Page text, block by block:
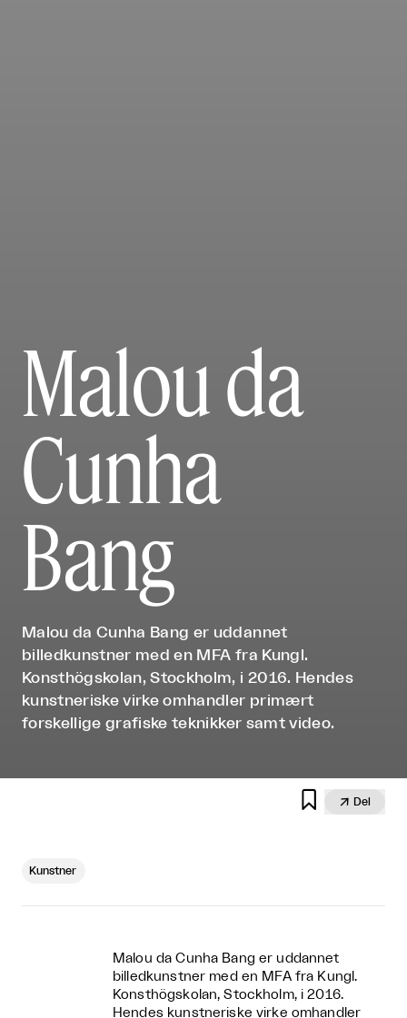
Malou da
Cunha
Bang
Malou da Cunha Bang er uddannet
billedkunstner med en MFA fra Kungl.
Konsthögskolan, Stockholm, i 2016. Hendes
kunstneriske virke omhandler primært
forskellige grafiske teknikker samt video.
  Del
Kunstner
Malou da Cunha Bang er uddannet
billedkunstner med en MFA fra Kungl.
Konsthögskolan, Stockholm, i 2016.
Hendes kunstneriske virke omhandler